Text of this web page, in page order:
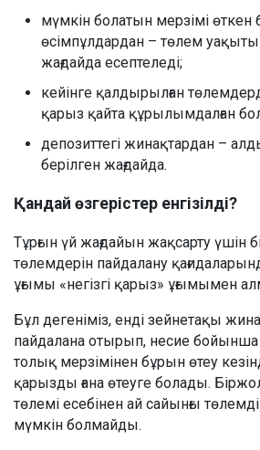
мүмкін болатын мерзімі
өсімпұлдардан – төлем
жағдайда есептеледі;
кейінге қалдырылған
қарыз қайта құрылымдалған
депозиттегі жинақтардан –
берілген жағдайда.
Қандай өзгерістер енгізілді?
Тұрғын үй жағдайын жақсарту үшін
төлемдерін пайдалану
ұғымы «негізгі қарыз» ұғымымен
Бұл дегеніміз, енді зейнетақы
пайдалана отырып, несие бойынша
толық мерзімінен бұрын өтеу
қарызды ғана өтеуге болады.
төлемі есебінен ай сайынғы
мүмкін болмайды.